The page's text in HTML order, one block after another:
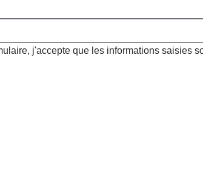
j'accepte que les informations saisies